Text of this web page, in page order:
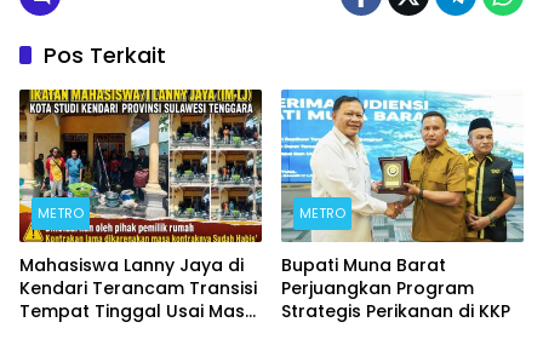
Pos Terkait
METRO
Mahasiswa Lanny Jaya di
Kendari Terancam Transisi
Tempat Tinggal Usai Masa
METRO
Bupati Muna Barat
Perjuangkan Program
Strategis Perikanan di KKP